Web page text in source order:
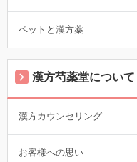
ペットと漢方薬
漢方芍薬堂について
漢方カウンセリング
お客様への思い